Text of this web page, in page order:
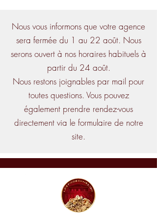
Nous vous informons que votre agence
sera fermée du 1 au 22 août. Nous
serons ouvert à nos horaires habituels à
partir du 24 août.
Nous restons joignables par mail pour
toutes questions. Vous pouvez
également prendre rendez-vous
directement via le formulaire de notre
site.